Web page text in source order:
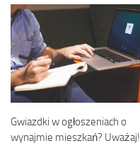
Gwiazdki w ogłoszeniach o
wynajmie mieszkań? Uważaj!